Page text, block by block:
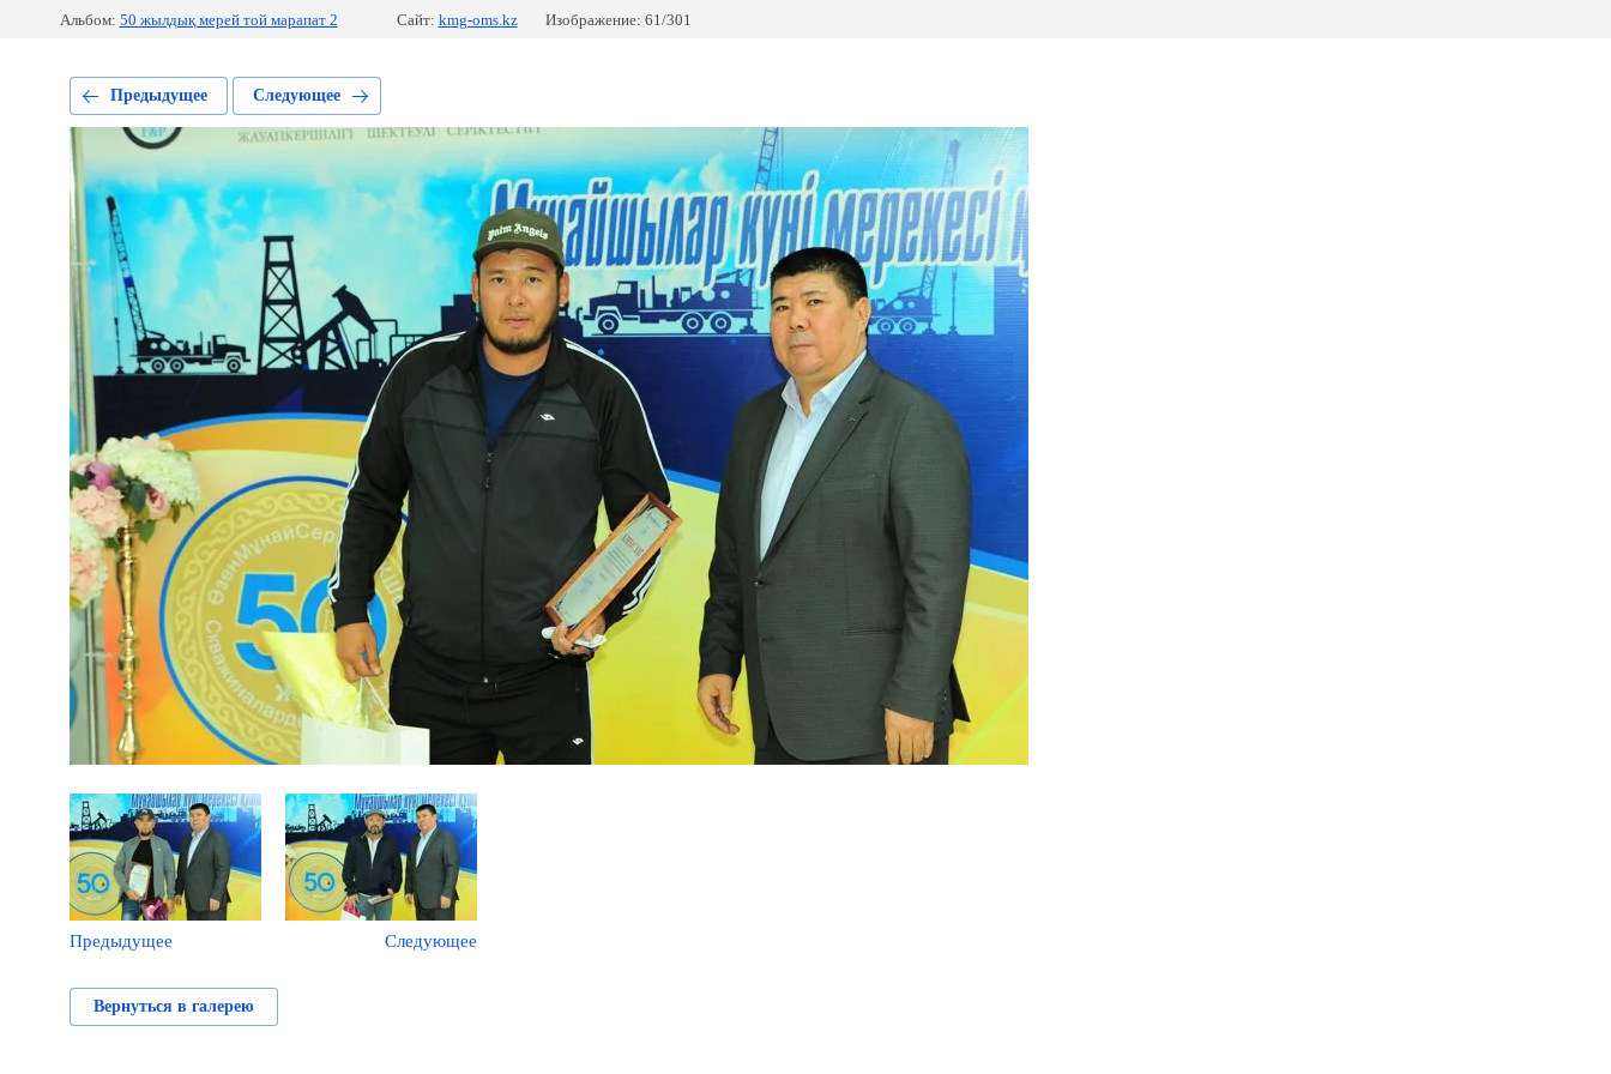
Альбом: 50 жылдық мерей той марапат 2 Сайт: kmg-oms.kz Изображение: 61/301
Предыдущее Следующее
Предыдущее Следующее
Вернуться в галерею